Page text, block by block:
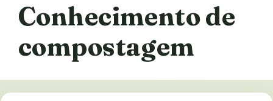
Conhecimento de
compostagem